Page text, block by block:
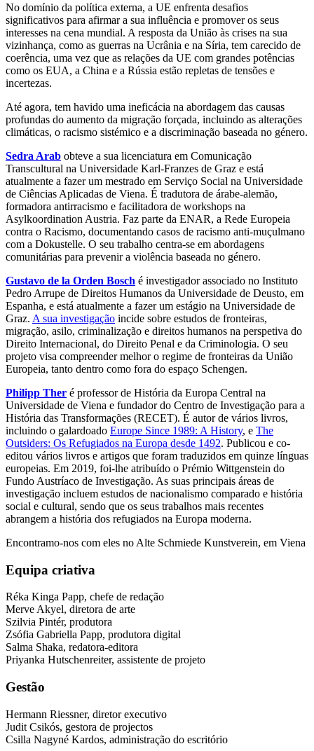
No domínio da política externa, a UE enfrenta desafios
significativos para afirmar a sua influência e promover os seus
interesses na cena mundial. A resposta da União às crises na sua
vizinhança, como as guerras na Ucrânia e na Síria, tem carecido de
coerência, uma vez que as relações da UE com grandes potências
como os EUA, a China e a Rússia estão repletas de tensões e
incertezas.
Até agora, tem havido uma ineficácia na abordagem das causas
profundas do aumento da migração forçada, incluindo as alterações
climáticas, o racismo sistémico e a discriminação baseada no género.
Sedra Arab obteve a sua licenciatura em Comunicação
Transcultural na Universidade Karl-Franzes de Graz e está
atualmente a fazer um mestrado em Serviço Social na Universidade
de Ciências Aplicadas de Viena. É tradutora de árabe-alemão,
formadora antirracismo e facilitadora de workshops na
Asylkoordination Austria. Faz parte da ENAR, a Rede Europeia
contra o Racismo, documentando casos de racismo anti-muçulmano
com a Dokustelle. O seu trabalho centra-se em abordagens
comunitárias para prevenir a violência baseada no género.
Gustavo de la Orden Bosch é investigador associado no Instituto
Pedro Arrupe de Direitos Humanos da Universidade de Deusto, em
Espanha, e está atualmente a fazer um estágio na Universidade de
Graz. A sua investigação incide sobre estudos de fronteiras,
migração, asilo, criminalização e direitos humanos na perspetiva do
Direito Internacional, do Direito Penal e da Criminologia. O seu
projeto visa compreender melhor o regime de fronteiras da União
Europeia, tanto dentro como fora do espaço Schengen.
Philipp Ther é professor de História da Europa Central na
Universidade de Viena e fundador do Centro de Investigação para a
História das Transformações (RECET). É autor de vários livros,
incluindo o galardoado Europe Since 1989: A History, e The
Outsiders: Os Refugiados na Europa desde 1492. Publicou e co-
editou vários livros e artigos que foram traduzidos em quinze línguas
europeias. Em 2019, foi-lhe atribuído o Prémio Wittgenstein do
Fundo Austríaco de Investigação. As suas principais áreas de
investigação incluem estudos de nacionalismo comparado e história
social e cultural, sendo que os seus trabalhos mais recentes
abrangem a história dos refugiados na Europa moderna.
Encontramo-nos com eles no Alte Schmiede Kunstverein, em Viena
Equipa criativa
Réka Kinga Papp, chefe de redação
Merve Akyel, diretora de arte
Szilvia Pintér, produtora
Zsófia Gabriella Papp, produtora digital
Salma Shaka, redatora-editora
Priyanka Hutschenreiter, assistente de projeto
Gestão
Hermann Riessner, diretor executivo
Judit Csikós, gestora de projectos
Csilla Nagyné Kardos, administração do escritório